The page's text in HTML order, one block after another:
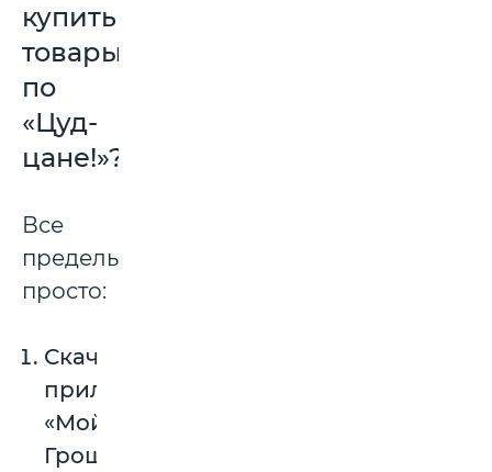
купить
товары
по
«Цуд-
цане!»?
Все
предельно
просто:
Скачайте
приложение
«Мой
Грошык»